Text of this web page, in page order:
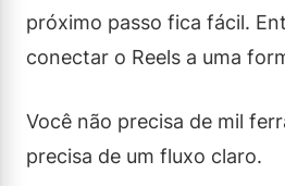
próximo passo fica fácil.
conectar o Reels a uma
Você não precisa de mil
precisa de um fluxo claro.